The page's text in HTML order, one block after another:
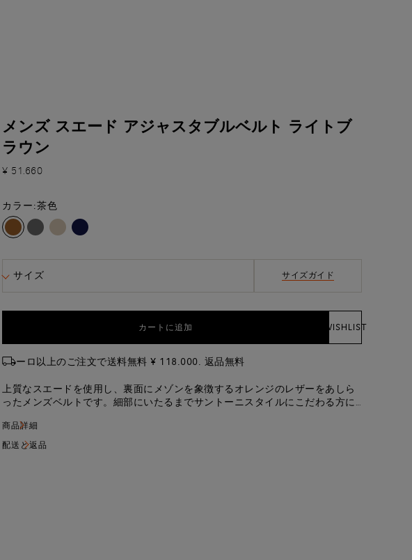
メンズ スエード アジャスタブルベルト ライトブ
ラウン
¥ 51.660
カラー:茶色
サイズ サイズガイド
カートに追加 WISHLIST
ーロ以上のご注文で送料無料 ¥ 118.000. 返品無料
上質なスエードを使用し、裏面にメゾンを象徴するオレンジのレザーをあしら
ったメンズベルトです。細部にいたるまでサントーニスタイルにこだわる方に
クルで長さを調節します。
商品詳細
配送と返品